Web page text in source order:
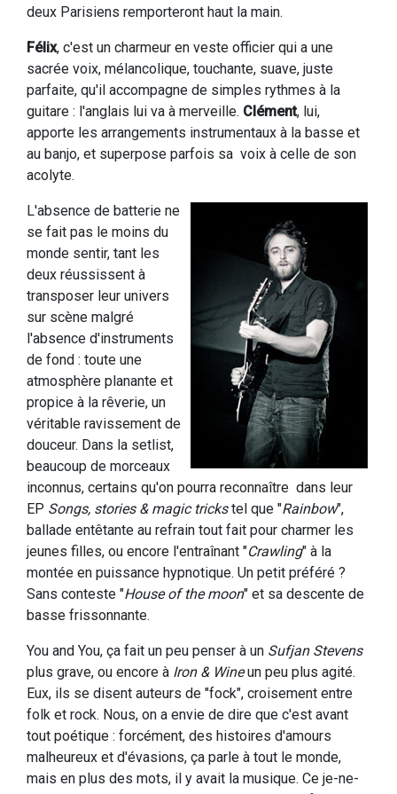
deux Parisiens remporteront haut la main.
Félix, c'est un charmeur en veste officier qui a une
sacrée voix, mélancolique, touchante, suave, juste
parfaite, qu'il accompagne de simples rythmes à la
guitare : l'anglais lui va à merveille. Clément, lui,
apporte les arrangements instrumentaux à la basse et
au banjo, et superpose parfois sa voix à celle de son
acolyte.
L'absence de batterie ne
se fait pas le moins du
monde sentir, tant les
deux réussissent à
transposer leur univers
sur scène malgré
l'absence d'instruments
de fond : toute une
atmosphère planante et
propice à la rêverie, un
véritable ravissement de
douceur. Dans la setlist,
beaucoup de morceaux
inconnus, certains qu'on pourra reconnaître dans leur
EP Songs, stories & magic trickstel que "Rainbow",
ballade entêtante au refrain tout fait pour charmer les
jeunes filles, ou encore l'entraînant "Crawling" à la
montée en puissance hypnotique. Un petit préféré ?
Sans conteste "House of the moon" et sa descente de
basse frissonnante.
You and You, ça fait un peu penser à un Sufjan Stevens
plus grave, ou encore à Iron & Wineun peu plus agité.
Eux, ils se disent auteurs de "fock", croisement entre
folk et rock. Nous, on a envie de dire que c'est avant
tout poétique : forcément, des histoires d'amours
malheureux et d'évasions, ça parle à tout le monde,
mais en plus des mots, il y avait la musique. Ce je-ne-